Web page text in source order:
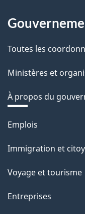
Toutes les
Ministères et
À propos du
Thèmes
sujets
Emplois
Immigration et
Voyage et tourisme
Entreprises